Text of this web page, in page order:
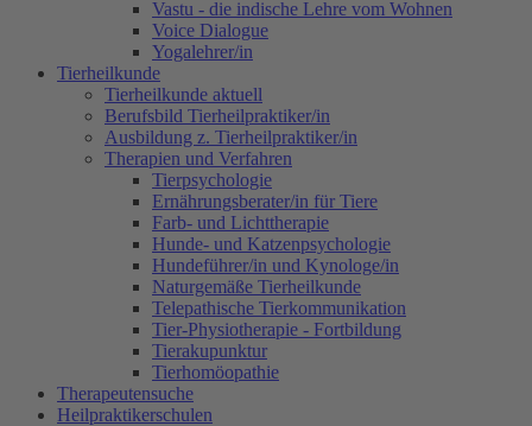
Vastu - die indische Lehre vom Wohnen
Voice Dialogue
Yogalehrer/in
Tierheilkunde
Tierheilkunde aktuell
Berufsbild Tierheilpraktiker/in
Ausbildung z. Tierheilpraktiker/in
Therapien und Verfahren
Tierpsychologie
Ernährungsberater/in für Tiere
Farb- und Lichttherapie
Hunde- und Katzenpsychologie
Hundeführer/in und Kynologe/in
Naturgemäße Tierheilkunde
Telepathische Tierkommunikation
Tier-Physiotherapie - Fortbildung
Tierakupunktur
Tierhomöopathie
Therapeutensuche
Heilpraktikerschulen